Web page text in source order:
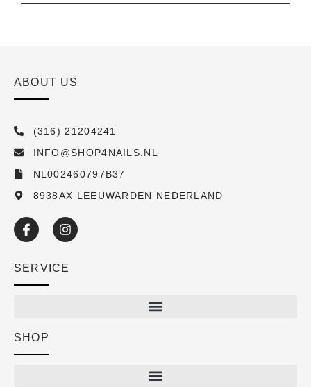
ABOUT US
(316) 21204241
INFO@SHOP4NAILS.NL
NL002460797B37
8938AX LEEUWARDEN NEDERLAND
SERVICE
SHOP